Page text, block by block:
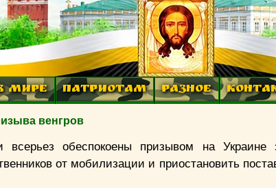
МИРЕ ПАТРИОТАМ РАЗНОЕ
венгров
всерьез обеспокоены призывом на Украине
от мобилизации и приостановить